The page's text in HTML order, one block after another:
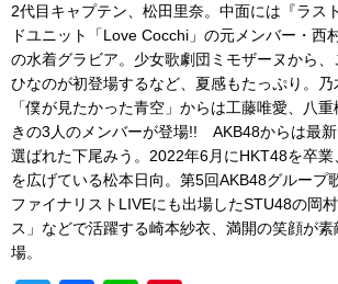
2代目キャプテン、松田里奈。中面には『ラス
ドユニット「Love Cocchi」の元メンバー・西
の水着グラビア。少女歌劇団ミモザーヌから
ひなのが初登場するなど、夏感もたっぷり。
「僕が見たかった青空」からは工藤唯愛、八
きの3人のメンバーが登場!! AKB48からは最
選ばれた下尾みう。2022年6月にHKT48を卒業
を広げている松本日向。第5回AKB48グループ
ファイナリストLIVEにも出場したSTU48の岡村
ス」 などで活躍する崎本紗衣、満開の笑顔が
場。